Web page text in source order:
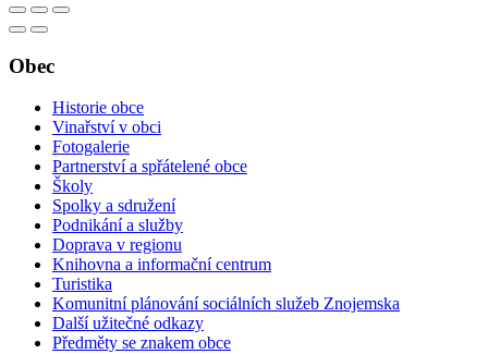
Obec
Historie obce
Vinařství v obci
Fotogalerie
Partnerství a spřátelené obce
Školy
Spolky a sdružení
Podnikání a služby
Doprava v regionu
Knihovna a informační centrum
Turistika
Komunitní plánování sociálních služeb Znojemska
Další užitečné odkazy
Předměty se znakem obce